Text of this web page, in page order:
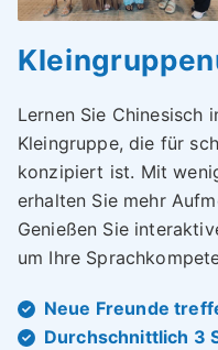
Lernen Sie Chinesisch
Kleingruppe, die für
konzipiert ist. Mit
erhalten Sie mehr
Genießen Sie
um Ihre
Neue Freunde
Durchschnittlich 3